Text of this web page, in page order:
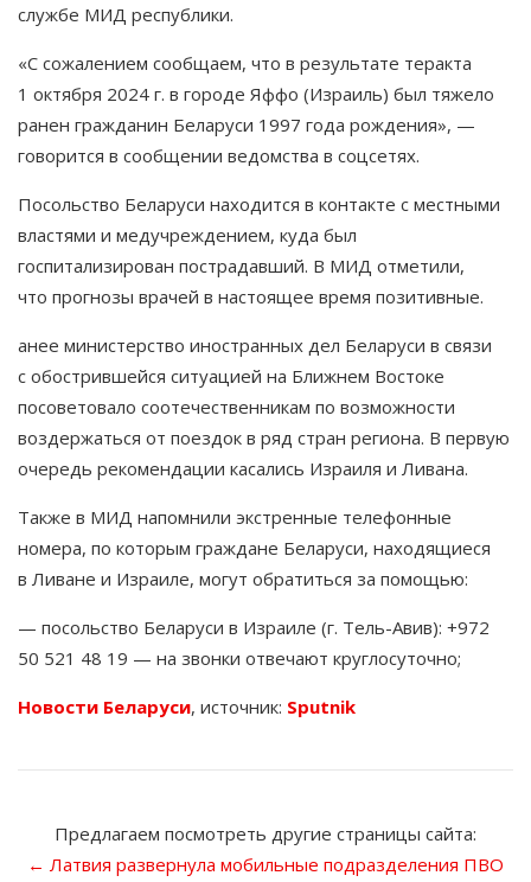
службе МИД республики.
«С сожалением сообщаем, что в результате теракта
1 октября 2024 г. в городе Яффо (Израиль) был тяжело
ранен гражданин Беларуси 1997 года рождения», —
говорится в сообщении ведомства в соцсетях.
Посольство Беларуси находится в контакте с местными
властями и медучреждением, куда был
госпитализирован пострадавший. В МИД отметили,
что прогнозы врачей в настоящее время позитивные.
анее министерство иностранных дел Беларуси в связи
с обострившейся ситуацией на Ближнем Востоке
посоветовало соотечественникам по возможности
воздержаться от поездок в ряд стран региона. В первую
очередь рекомендации касались Израиля и Ливана.
Также в МИД напомнили экстренные телефонные
номера, по которым граждане Беларуси, находящиеся
в Ливане и Израиле, могут обратиться за помощью:
— посольство Беларуси в Израиле (г. Тель-Авив): +972
50 521 48 19 — на звонки отвечают круглосуточно;
Новости Беларуси, источник: Sputnik
Предлагаем посмотреть другие страницы сайта:
← Латвия развернула мобильные подразделения ПВО